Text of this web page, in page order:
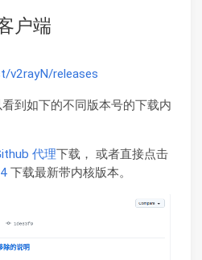
户端
v2rayN/releases
到如下的不同版本号的下载内
代理下载， 或者直接点击
下载最新带内核版本。